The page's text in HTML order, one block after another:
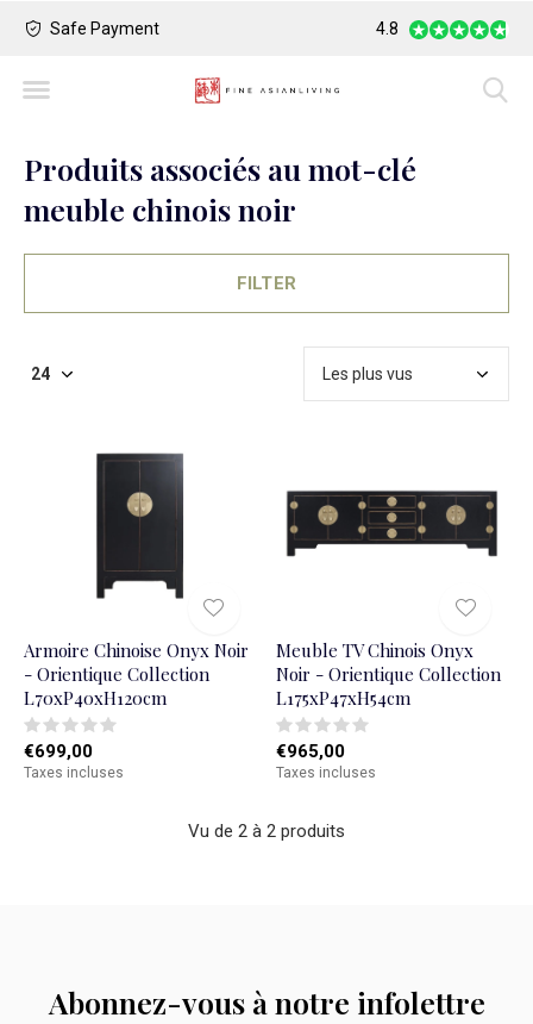
Safe Payment Largest Collection
4.8
Produits associés au mot-clé
meuble chinois noir
FILTER
Armoire Chinoise Onyx Noir
- Orientique Collection
L70xP40xH120cm
€699,00
Taxes incluses
Meuble TV Chinois Onyx
Noir - Orientique Collection
L175xP47xH54cm
€965,00
Taxes incluses
Vu de 2 à 2 produits
Abonnez-vous à notre infolettre